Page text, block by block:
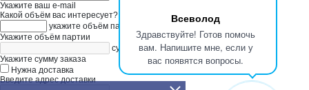
Всеволод
Здравствуйте! Готов помочь
вам. Напишите мне, если у
вас появятся вопросы.
Укажите ваш e-mail
Какой объём вас интересует?
укажите объём партии
Укажите объём партии
сумма заказа в руб
Укажите сумму заказа
Нужна доставка
Введите адрес доставки